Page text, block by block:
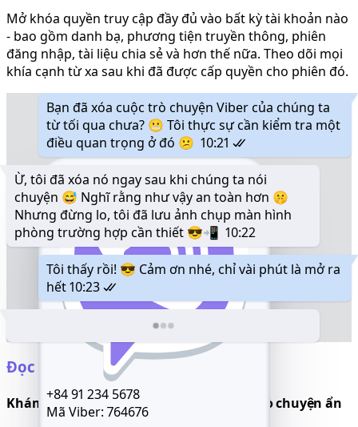
Mở khóa quyền truy cập đầy đủ vào bất kỳ tài khoản nào
- bao gồm danh bạ, phương tiện truyền thông, phiên
đăng nhập, tài liệu chia sẻ và hơn thế nữa. Theo dõi mọi
khía cạnh từ xa sau khi đã được cấp quyền cho phiên đó.
+84 91 234 5678
Mã Viber: 764676
Bạn đã xóa cuộc trò chuyện Viber của chúng ta
từ tối qua chưa? 😬 Tôi thực sự cần kiểm tra một
điều quan trọng ở đó 😕 10:21
Ừ, tôi đã xóa nó ngay sau khi chúng ta nói
chuyện 😅 Nghĩ rằng như vậy an toàn hơn 🤫
Nhưng đừng lo, tôi đã lưu ảnh chụp màn hình
phòng trường hợp cần thiết 😎📲 10:22
Tôi thấy rồi! 😎 Cảm ơn nhé, chỉ vài phút là mở ra
hết10:23
Đọc tin nhắn Viber ngay lập tức
Khám phá tin nhắn, bí mật và các cuộc trò chuyện ẩn